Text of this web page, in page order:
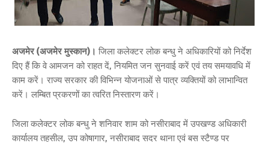
अजमेर (अजमेर मुस्कान)। जिला कलेक्टर लोक बन्धु ने अधिकारियों को निर्देश
दिए हैं कि वे आमजन को राहत दें, नियमित जन सुनवाई करें एवं तय समयावधि में
काम करें। राज्य सरकार की विभिन्न योजनाओं से पात्र व्यक्तियों को लाभान्वित
करें। लम्बित प्रकरणों का त्वरित निस्तारण करें।
जिला कलेक्टर लोक बन्धु ने शनिवार शाम को नसीराबाद में उपखण्ड अधिकारी
कार्यालय तहसील, उप कोषागार, नसीराबाद सदर थाना एवं बस स्टैण्ड पर